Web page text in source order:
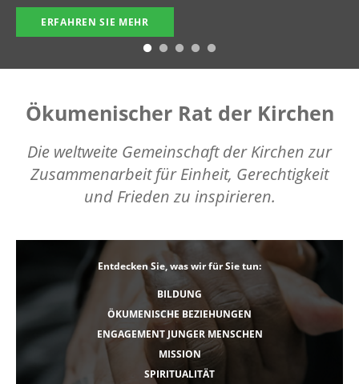
ERFAHREN SIE MEHR
Ökumenischer Rat der Kirchen
Die weltweite Gemeinschaft der Kirchen zur
Zusammenarbeit für Einheit, Gerechtigkeit
und Frieden zu inspirieren.
Entdecken Sie, was wir für Sie tun:
BILDUNG
ÖKUMENISCHE BEZIEHUNGEN
ENGAGEMENT JUNGER MENSCHEN
MISSION
SPIRITUALITÄT